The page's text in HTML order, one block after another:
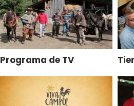
Programa de TV
Biobío